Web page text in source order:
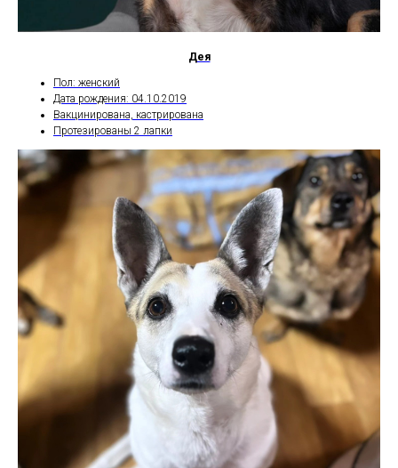
Дея
Пол: женский
Дата рождения: 04.10.2019
Вакцинирована, кастрирована
Протезированы 2 лапки